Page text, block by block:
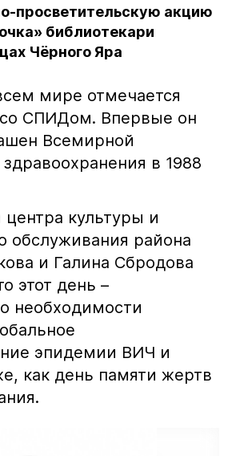
просветительскую акцию
библиотекари
Чёрного Яра
мире отмечается
СПИДом. Впервые он
Всемирной
в 1988
центра культуры и
обслуживания района
и Галина Сбродова
этот день –
необходимости
эпидемии ВИЧ и
как день памяти жертв